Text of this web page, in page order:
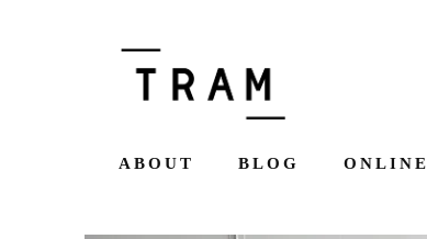
ABOUT BLOG ONLINE